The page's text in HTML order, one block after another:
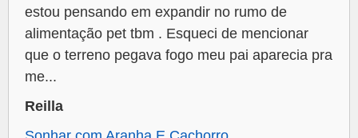
estou pensando em expandir no rumo de
alimentação pet tbm . Esqueci de mencionar
que o terreno pegava fogo meu pai aparecia pra
me...
Reilla